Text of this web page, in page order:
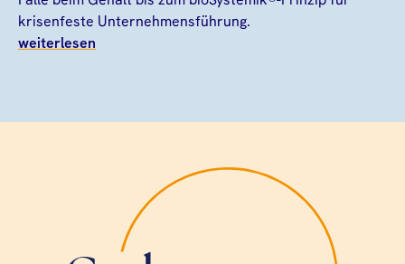
krisenfeste Unternehmensführung.
weiterlesen